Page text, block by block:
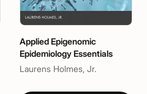
Applied Epigenomic
Epidemiology Essentials
Laurens Holmes, Jr.